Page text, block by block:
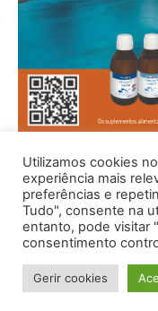
© 1996 - 2026 -Saúde e
Utilizamos cookies
experiência mais
preferências e
Tudo", consente na
entanto, pode visitar
consentimento
Gerir cookies